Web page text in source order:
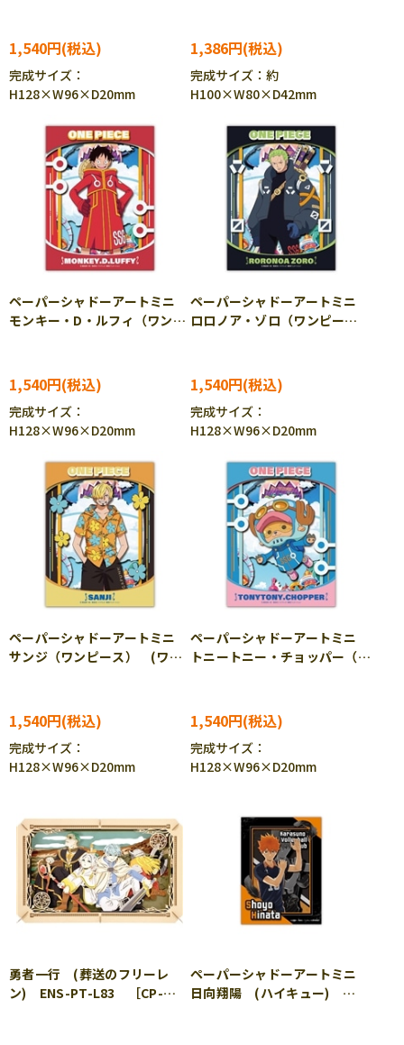
1,540円
完成サイズ：
H128×W96×D20mm
1,386円
完成サイズ：約
H100×W80×D42mm
ペーパーシャドーアートミニ
モンキー・D・ルフィ（ワンピ
1,540円
完成サイズ：
H128×W96×D20mm
ペーパーシャドーアートミニ
ロロノア・ゾロ（ワンピー
1,540円
完成サイズ：
H128×W96×D20mm
ペーパーシャドーアートミニ
サンジ（ワンピース） (ワン
1,540円
完成サイズ：
H128×W96×D20mm
ペーパーシャドーアートミニ
トニートニー・チョッパー（ワ
1,540円
完成サイズ：
H128×W96×D20mm
勇者一行 (葬送のフリーレ
ン) ENS-PT-L83 ［CP-
ペーパーシャドーアートミニ
日向翔陽 (ハイキュー)